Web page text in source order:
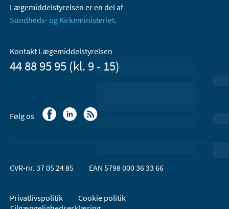
Lægemiddelstyrelsen er en del af
Sundheds- og Kirkeministeriet.
Kontakt Lægemiddelstyrelsen
44 88 95 95 (kl. 9 - 15)
Følg os
CVR-nr. 37 05 24 85 EAN 5798 000 36 33 66
Privatlivspolitik
Cookie politik